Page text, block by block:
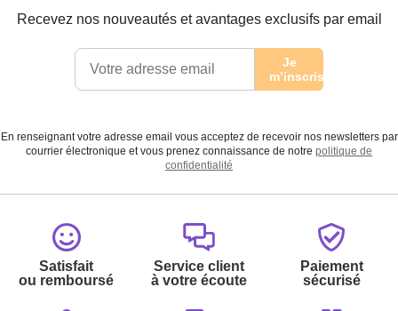
Recevez nos nouveautés et avantages exclusifs par email
Je
m’inscris
En renseignant votre adresse email vous acceptez de recevoir nos newsletters par
courrier électronique et vous prenez connaissance de notre politique de
confidentialité
Satisfait
ou remboursé
Service client
à votre écoute
Paiement
sécurisé